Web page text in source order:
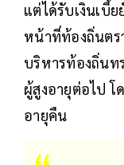
แต่ได้รับเงินเบี้
หน้าที่ท้องถิ่นตร
บริหารท้องถิ่นท
ผู้สูงอายุต่อไป โ
อายุคืน